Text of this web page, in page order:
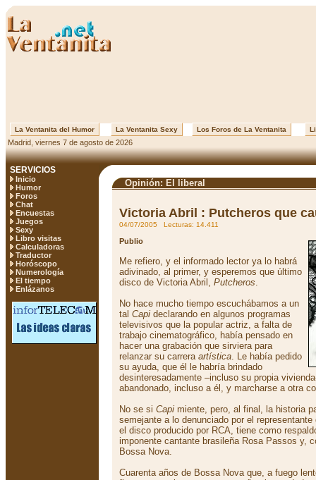
La Ventanita del Humor La Ventanita Sexy Los Foros de La Ventanita
Madrid, viernes 7 de agosto de 2026
SERVICIOS
Inicio
Humor
Foros
Chat
Encuestas
Juegos
Sexy
Libro visitas
Calculadoras
Traductor
Horóscopo
Numerología
El tiempo
Enlázanos
Opinión: El liberal
Victoria Abril : Putcheros que
04/07/2005 Lecturas: 14.411
Publio
Me refiero, y el informado lector ya lo habrá
adivinado, al primer, y esperemos que último
disco de Victoria Abril, Putcheros.
No hace mucho tiempo escuchábamos a un
tal Capi declarando en algunos programas
televisivos que la popular actriz, a falta de
trabajo cinematográfico, había pensado en
hacer una grabación que sirviera para
relanzar su carrera artística. Le había pedido
su ayuda, que él le habría brindado
desinteresadamente –incluso su propia
abandonado, incluso a él, y marcharse a otra
No se si Capi miente, pero, al final, la historia
semejante a lo denunciado por el
el disco producido por RCA, tiene como
imponente cantante brasileña Rosa Passos y,
Bossa Nova.
Cuarenta años de Bossa Nova que, a fuego